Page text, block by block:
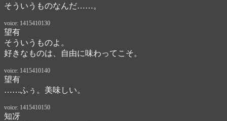
そういうものなんだ……。
voice: 1415410130
望有
そういうものよ。
好きなものは、自由に味わってこそ。
voice: 1415410140
望有
……ふぅ。美味しい。
voice: 1415410150
知冴